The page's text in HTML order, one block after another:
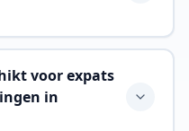
voor expats
in